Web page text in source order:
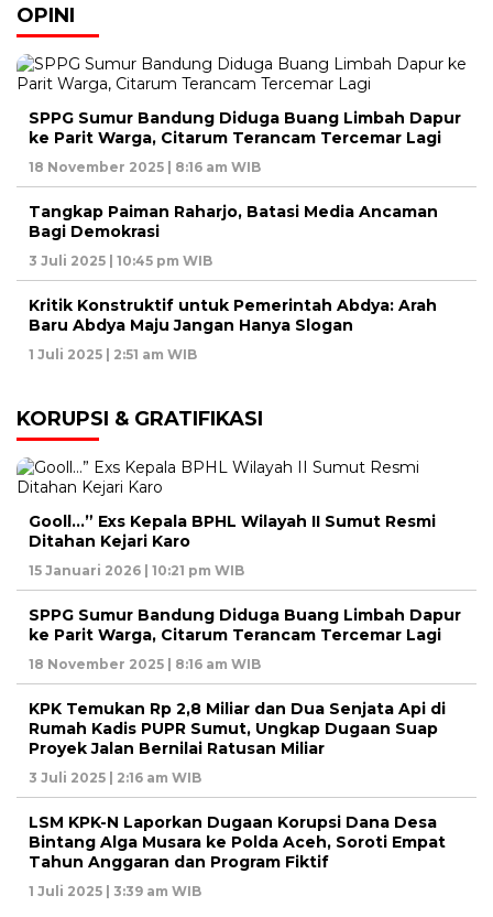
OPINI
SPPG Sumur Bandung Diduga Buang Limbah Dapur
ke Parit Warga, Citarum Terancam Tercemar Lagi
18 November 2025 | 8:16 am WIB
Tangkap Paiman Raharjo, Batasi Media Ancaman
Bagi Demokrasi
3 Juli 2025 | 10:45 pm WIB
Kritik Konstruktif untuk Pemerintah Abdya: Arah
Baru Abdya Maju Jangan Hanya Slogan
1 Juli 2025 | 2:51 am WIB
KORUPSI & GRATIFIKASI
Gooll…” Exs Kepala BPHL Wilayah II Sumut Resmi
Ditahan Kejari Karo
15 Januari 2026 | 10:21 pm WIB
SPPG Sumur Bandung Diduga Buang Limbah Dapur
ke Parit Warga, Citarum Terancam Tercemar Lagi
18 November 2025 | 8:16 am WIB
KPK Temukan Rp 2,8 Miliar dan Dua Senjata Api di
Rumah Kadis PUPR Sumut, Ungkap Dugaan Suap
Proyek Jalan Bernilai Ratusan Miliar
3 Juli 2025 | 2:16 am WIB
LSM KPK-N Laporkan Dugaan Korupsi Dana Desa
Bintang Alga Musara ke Polda Aceh, Soroti Empat
Tahun Anggaran dan Program Fiktif
1 Juli 2025 | 3:39 am WIB